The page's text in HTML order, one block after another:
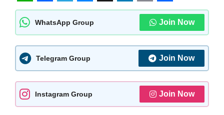
W
h
a
t
s
A
p
F
a
c
e
b
o
o
T
e
l
e
g
r
a
M
e
s
s
e
n
g
X L
n
e
I
P
r
i
t
S
h
a
r
e
WhatsApp Group Join Now
Telegram Group Join Now
Instagram Group Join Now